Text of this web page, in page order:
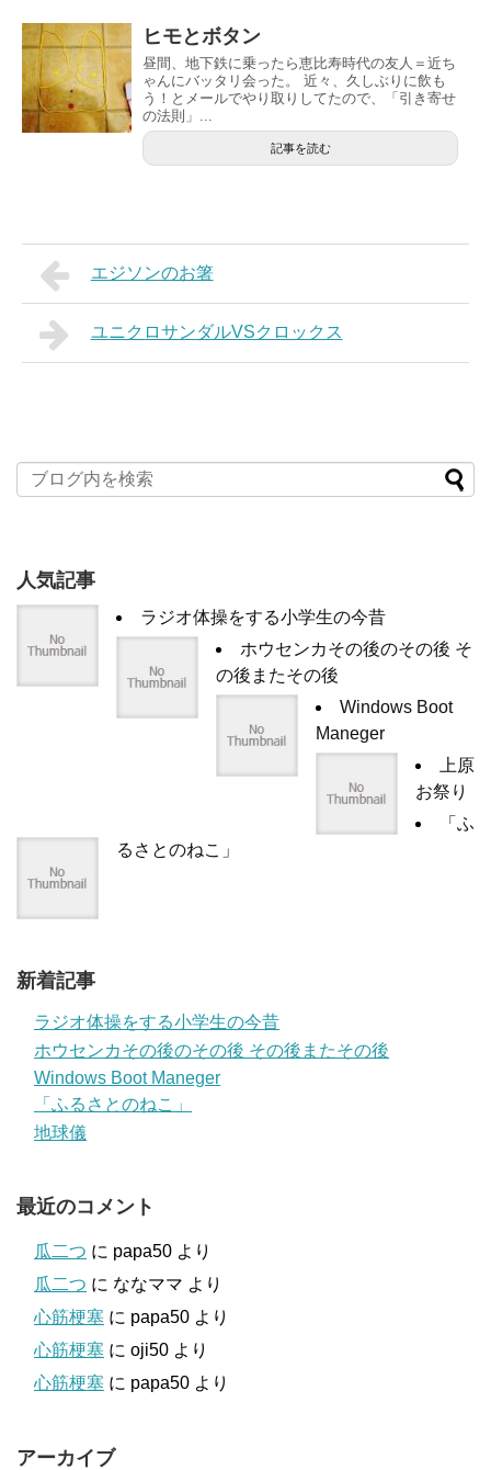
ヒモとボタン
昼間、地下鉄に乗ったら恵比寿時代の友人＝近ち
ゃんにバッタリ会った。 近々、久しぶりに飲も
う！とメールでやり取りしてたので、「引き寄せ
の法則」...
記事を読む
エジソンのお箸
ユニクロサンダルVSクロックス
人気記事
ラジオ体操をする小学生の今昔
ホウセンカその後のその後 そ
の後またその後
Windows Boot
Maneger
上原
お祭り
「ふ
るさとのねこ」
新着記事
ラジオ体操をする小学生の今昔
ホウセンカその後のその後 その後またその後
Windows Boot Maneger
「ふるさとのねこ」
地球儀
最近のコメント
瓜二つ に papa50 より
瓜二つ に ななママ より
心筋梗塞 に papa50 より
心筋梗塞 に oji50 より
心筋梗塞 に papa50 より
アーカイブ